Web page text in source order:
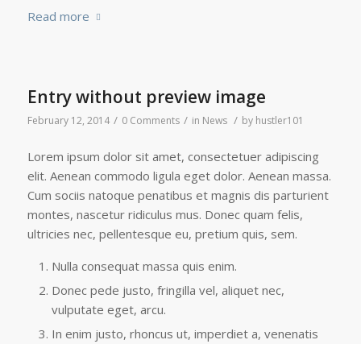
Read more
Entry without preview image
February 12, 2014 / 0 Comments / in News / by hustler101
Lorem ipsum dolor sit amet, consectetuer adipiscing
elit. Aenean commodo ligula eget dolor. Aenean massa.
Cum sociis natoque penatibus et magnis dis parturient
montes, nascetur ridiculus mus. Donec quam felis,
ultricies nec, pellentesque eu, pretium quis, sem.
Nulla consequat massa quis enim.
Donec pede justo, fringilla vel, aliquet nec,
vulputate eget, arcu.
In enim justo, rhoncus ut, imperdiet a, venenatis